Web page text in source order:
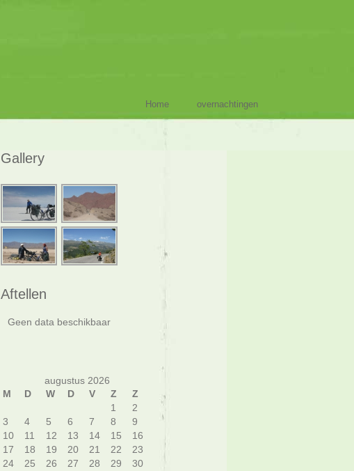
Home overnachtingen
Gallery
Aftellen
Geen data beschikbaar
augustus 2026
M
D W D V Z Z
1
2
3
4 5 6 7 8
9
10
11 12 13 14 15
16
17
18 19 20 21 22
23
24
25 26 27 28 29
30